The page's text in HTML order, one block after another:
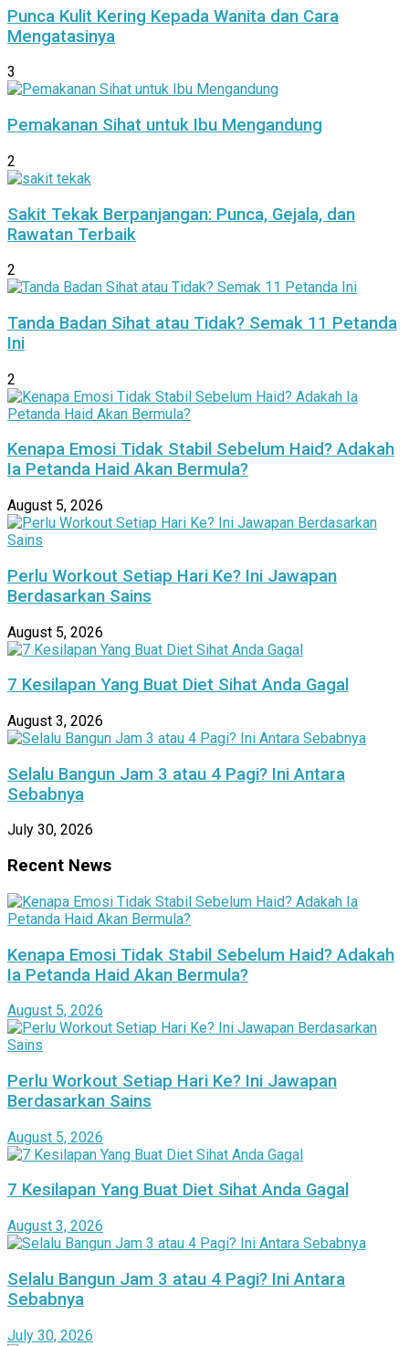
Punca Kulit Kering Kepada Wanita dan Cara
Mengatasinya
3
Pemakanan Sihat untuk Ibu Mengandung
2
Sakit Tekak Berpanjangan: Punca, Gejala, dan
Rawatan Terbaik
2
Tanda Badan Sihat atau Tidak? Semak 11 Petanda
Ini
2
Kenapa Emosi Tidak Stabil Sebelum Haid? Adakah
Ia Petanda Haid Akan Bermula?
August 5, 2026
Perlu Workout Setiap Hari Ke? Ini Jawapan
Berdasarkan Sains
August 5, 2026
7 Kesilapan Yang Buat Diet Sihat Anda Gagal
August 3, 2026
Selalu Bangun Jam 3 atau 4 Pagi? Ini Antara
Sebabnya
July 30, 2026
Recent News
Kenapa Emosi Tidak Stabil Sebelum Haid? Adakah
Ia Petanda Haid Akan Bermula?
August 5, 2026
Perlu Workout Setiap Hari Ke? Ini Jawapan
Berdasarkan Sains
August 5, 2026
7 Kesilapan Yang Buat Diet Sihat Anda Gagal
August 3, 2026
Selalu Bangun Jam 3 atau 4 Pagi? Ini Antara
Sebabnya
July 30, 2026